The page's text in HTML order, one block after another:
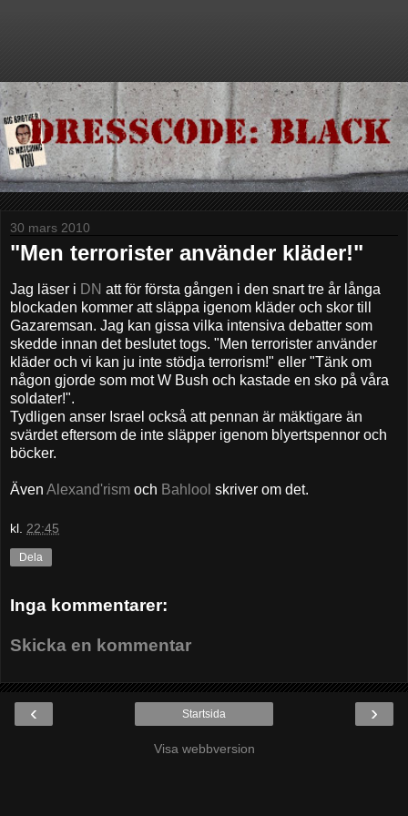
30 mars 2010
"Men terrorister använder kläder!"
Jag läser i DN att för första gången i den snart tre år långa
blockaden kommer att släppa igenom kläder och skor till
Gazaremsan. Jag kan gissa vilka intensiva debatter som
skedde innan det beslutet togs. "Men terrorister använder
kläder och vi kan ju inte stödja terrorism!" eller "Tänk om
någon gjorde som mot W Bush och kastade en sko på våra
soldater!".
Tydligen anser Israel också att pennan är mäktigare än
svärdet eftersom de inte släpper igenom blyertspennor och
böcker.
Även Alexand'rism och Bahlool skriver om det.
kl. 22:45
Dela
Inga kommentarer:
Skicka en kommentar
‹ ›
Startsida
Visa webbversion